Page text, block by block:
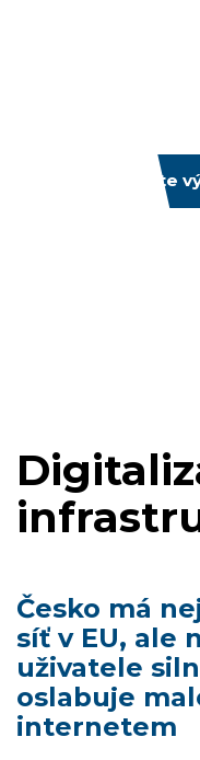
Prozkoumejte
Česko má
síť v EU, ale
uživatele
oslabuje
internetem